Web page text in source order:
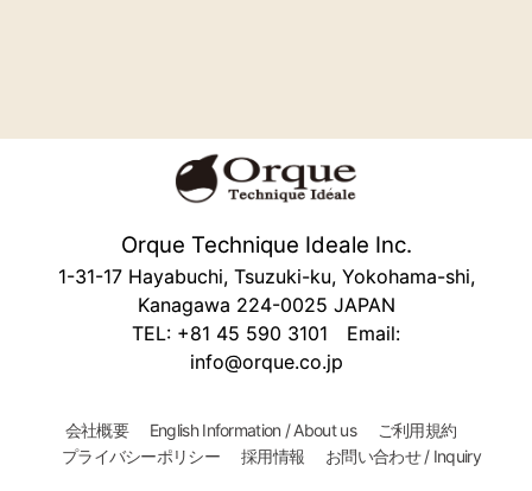
Orque Technique Ideale Inc.
1-31-17 Hayabuchi, Tsuzuki-ku, Yokohama-shi,
Kanagawa 224-0025 JAPAN
TEL: +81 45 590 3101 Email:
info@orque.co.jp
会社概要 English Information / About us
ご利用規約
プライバシーポリシー
採用情報 お問い合わせ / Inquiry